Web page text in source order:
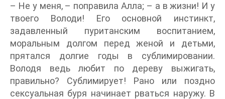
– Не у меня, – поправила Алла; – а в жизни! И у
твоего Володи! Его основной инстинкт,
задавленный пуританским воспитанием,
моральным долгом перед женой и детьми,
прятался долгие годы в сублимировании.
Володя ведь любит по дереву выжигать,
правильно? Сублимирует! Рано или поздно
сексуальная буря начинает рваться наружу. В